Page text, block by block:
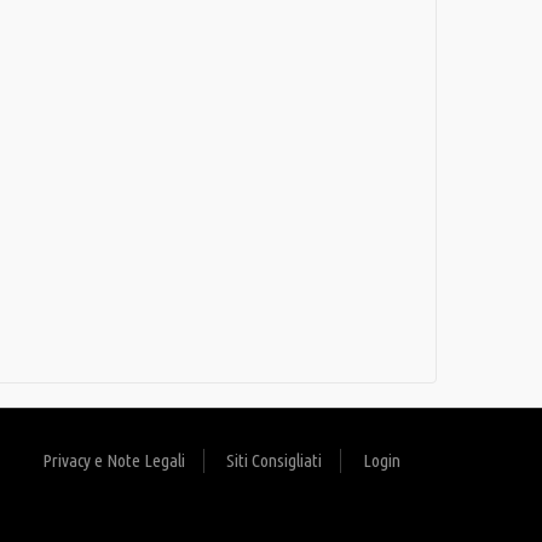
Privacy e Note Legali Siti Consigliati Login